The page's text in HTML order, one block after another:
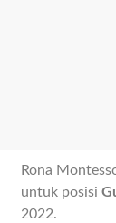
Rona
untuk posisi
2022.